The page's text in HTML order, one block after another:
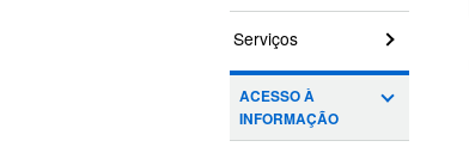
Serviços
ACESSO À
INFORMAÇÃO